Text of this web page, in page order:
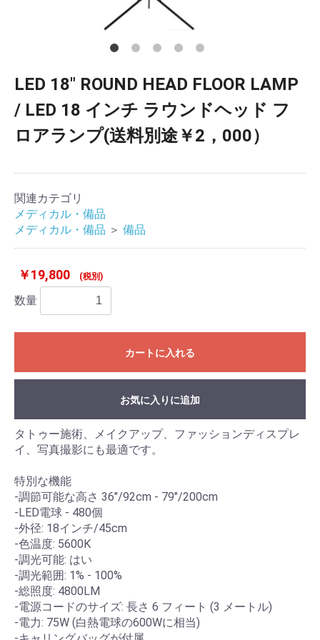
LED 18" ROUND HEAD FLOOR LAMP
/ LED 18 インチ ラウンドヘッド フ
ロアランプ(送料別途￥2，000）
関連カテゴリ
メディカル・備品
メディカル・備品 ＞ 備品
￥19,800 (税別)
数量
カートに入れる
お気に入りに追加
タトゥー施術、メイクアップ、ファッションディスプレ
イ、写真撮影にも最適です。
特別な機能
-調節可能な高さ 36"/92cm - 79"/200cm
-LED電球 - 480個
-外径: 18インチ/45cm
-色温度: 5600K
-調光可能: はい
-調光範囲: 1% - 100%
-総照度: 4800LM
-電源コードのサイズ: 長さ 6 フィート (3 メートル)
-電力: 75W (白熱電球の600Wに相当)